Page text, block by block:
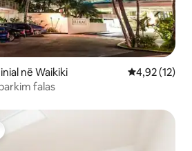
në Waikiki Vlerësimi
4,92 (12)
falas